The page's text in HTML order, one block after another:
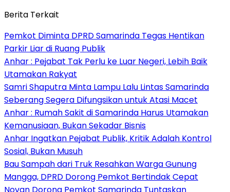
Berita Terkait
Pemkot Diminta DPRD Samarinda Tegas Hentikan
Parkir Liar di Ruang Publik
Anhar : Pejabat Tak Perlu ke Luar Negeri, Lebih Baik
Utamakan Rakyat
Samri Shaputra Minta Lampu Lalu Lintas Samarinda
Seberang Segera Difungsikan untuk Atasi Macet
Anhar : Rumah Sakit di Samarinda Harus Utamakan
Kemanusiaan, Bukan Sekadar Bisnis
Anhar Ingatkan Pejabat Publik, Kritik Adalah Kontrol
Sosial, Bukan Musuh
Bau Sampah dari Truk Resahkan Warga Gunung
Mangga, DPRD Dorong Pemkot Bertindak Cepat
Novan Dorong Pemkot Samarinda Tuntaskan